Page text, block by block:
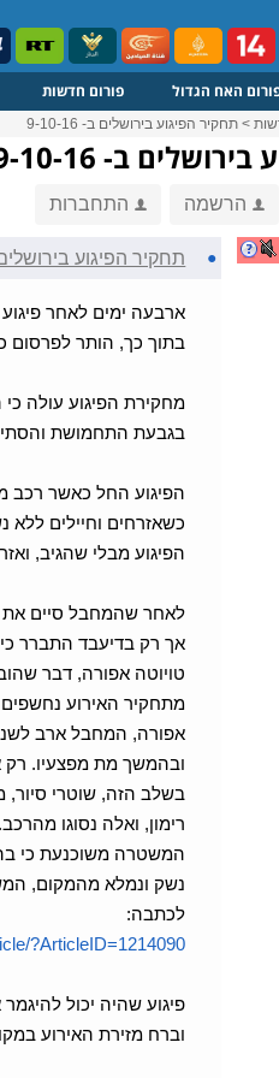
האח הגדול פורום חדשות
> תחקיר הפיגוע בירושלים ב- 9-10-16
ב- 9-10-16
הרשמה התחברות
● תחקיר הפיגוע בירושלים ב- 9-
ארבעה ימים לאחר
בתוך כך, הותר לפרסום כי
מחקירת הפיגוע עולה
בגבעת התחמושת
הפיגוע החל כאשר רכב
כשאזרחים וחיילים
הפיגוע מבלי שהגיב,
לאחר שהמחבל סיים את
אך רק בדיעבד התברר כי
טויוטה אפורה, דבר
מתחקיר האירוע
אפורה, המחבל ארב
ובהמשך מת מפצעיו. רק
רימון, ואלה נסוגו
המשטרה משוכנעת כי
נשק ונמלא מהמקום,
לכתבה:
?ArticleID=1214090
פיגוע שהיה יכול
וברח מזירת האירוע